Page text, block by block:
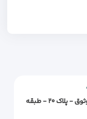
تهران - زعفرانیه - خیابان الف - خیابان وثوق - پلاک ۲۰ - طبقه